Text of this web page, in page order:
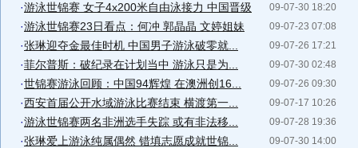
09-07-30 18:20
·游泳世锦赛 女子4x200米自由泳接力 中国晋级
09-07-23 07:08
·游泳世锦赛23日看点：何冲 郭晶晶 文婷姐妹
09-07-26 17:21
·张琳迎夺金最佳时机 中国男子游泳破零就...
09-07-30 02:48
·菲尔普斯：破纪录在计划当中 游泳只是为...
09-07-26 09:30
·世锦赛游泳回顾：中国94辉煌 在澳洲创16...
09-07-17 10:26
·西安首届公开水域游泳比赛结束 横渡第一...
09-07-28 19:36
·游泳世锦赛两名非洲选手失踪 或有非法移...
09-07-30 14:00
·张琳爱上游泳纯属偶然 错填志愿成就世锦...